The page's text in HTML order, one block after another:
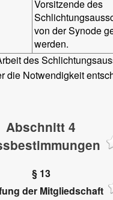
Vorsitzende des
von der Synode
werden.
des
die Notwendigkeit
Abschnitt 4
§ 13
der Mitgliedschaft